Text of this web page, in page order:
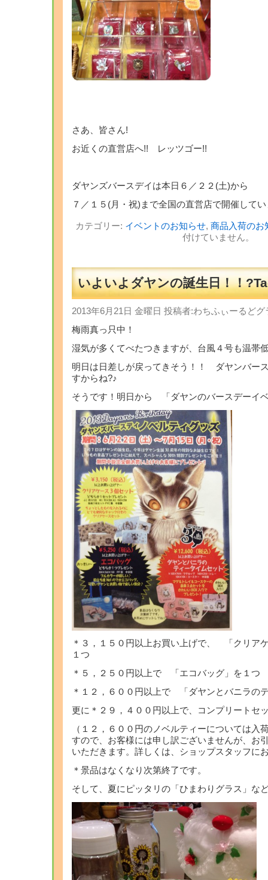
さあ、皆さん!
お近くの直営店へ!! レッツゴー!!
ダヤンズバースデイは本日６／２２(土)から
７／１５(月・祝)まで全国の直営店で開催して
カテゴリー: イベントのお知らせ, 商品入荷のお
付けていません。
いよいよダヤンの誕生日！！
2013年6月21日 金曜日 投稿者:わちふぃーるど
梅雨真っ只中！
湿気が多くてべたつきますが、台風４号も温帯
明日は日差しが戻ってきそう！！ ダヤンバー
すからね?♪
そうです！明日から 「ダヤンのバースデーイ
＊３，１５０円以上お買い上げで、 「クリア
１つ
＊５，２５０円以上で 「エコバッグ」を１つ
＊１２，６００円以上で 「ダヤンとバニラの
更に＊２９，４００円以上で、コンプリートセ
（１２，６００円のノベルティーについては入
すので、お客様には申し訳ございませんが、お
いただきます。詳しくは、ショップスタッフに
＊景品はなくなり次第終了です。
そして、夏にピッタリの「ひまわりグラス」な